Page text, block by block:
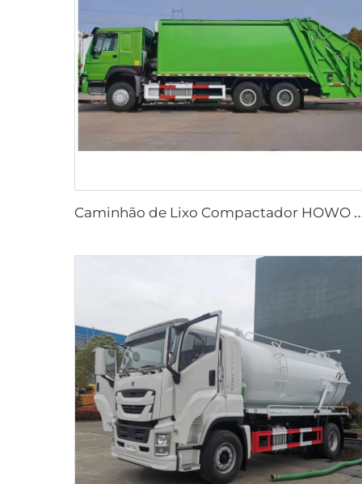
aminhão de Lixo Compactador HOWO 6*4 20cbm com Sistema